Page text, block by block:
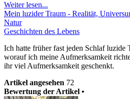
Weiter lesen...
Mein luzider Traum - Realität,
Natur
Geschichten des Lebens
Ich hatte früher fast jeden Schlaf luzide
worauf ich meine Aufmerksamkeit
ihr viel Aufmerksamkeit geschenkt.
Artikel angesehen 72
Bewertung der Artikel •